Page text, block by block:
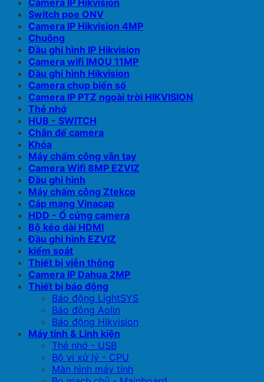
Camera IP Hikvision
Switch poe ONV
Camera IP Hikvision 4MP
Chuông
Đầu ghi hình IP Hikvision
Camera wifi IMOU 11MP
Đầu ghi hình Hikvision
Camera chụp biển số
Camera IP PTZ ngoài trời HIKVISION
Thẻ nhớ
HUB - SWITCH
Chân đế camera
Khóa
Máy chấm công vân tay
Camera Wifi 8MP EZVIZ
Đầu ghi hình
Máy chấm công Ztekco
Cáp mạng Vinacap
HDD - Ổ cứng camera
Bộ kéo dài HDMI
Đầu ghi hình EZVIZ
kiểm soát
Thiết bị viễn thông
Camera IP Dahua 2MP
Thiết bị báo động
Báo động LightSYS
Báo động Aolin
Báo động Hikvision
Máy tính & Linh kiện
Thẻ nhớ - USB
Bộ vi xử lý - CPU
Màn hình máy tính